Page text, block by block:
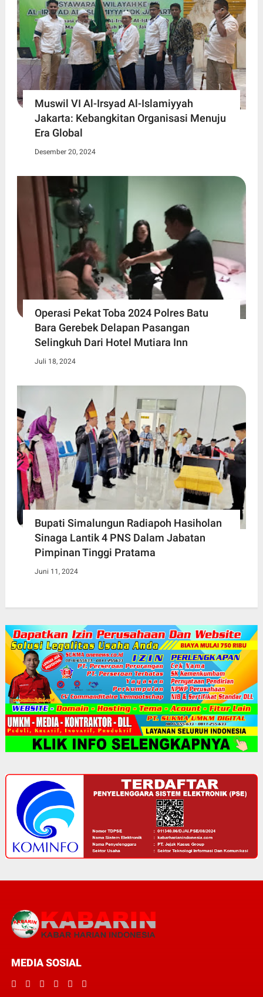
Muswil VI Al-Irsyad Al-Islamiyyah
Jakarta: Kebangkitan Organisasi Menuju
Era Global
Desember 20, 2024
Operasi Pekat Toba 2024 Polres Batu
Bara Gerebek Delapan Pasangan
Selingkuh Dari Hotel Mutiara Inn
Juli 18, 2024
Bupati Simalungun Radiapoh Hasiholan
Sinaga Lantik 4 PNS Dalam Jabatan
Pimpinan Tinggi Pratama
Juni 11, 2024
MEDIA SOSIAL